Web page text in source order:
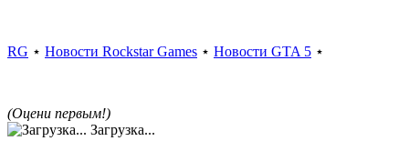
RG ⋆ Новости Rockstar Games ⋆ Новости GTA 5 ⋆
(Оцени первым!)
Загрузка...